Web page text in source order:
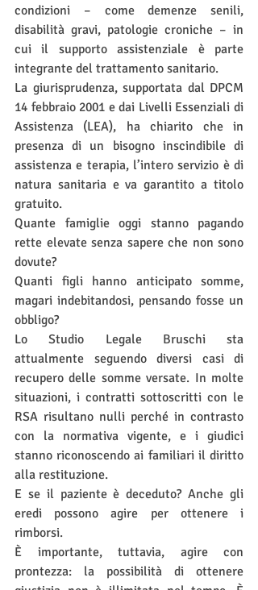
condizioni – come demenze senili,
disabilità gravi, patologie croniche – in
cui il supporto assistenziale è parte
integrante del trattamento sanitario.
La giurisprudenza, supportata dal DPCM
14 febbraio 2001 e dai Livelli Essenziali di
Assistenza (LEA), ha chiarito che in
presenza di un bisogno inscindibile di
assistenza e terapia, l’intero servizio è di
natura sanitaria e va garantito a titolo
gratuito.
Quante famiglie oggi stanno pagando
rette elevate senza sapere che non sono
dovute?
Quanti figli hanno anticipato somme,
magari indebitandosi, pensando fosse un
obbligo?
Lo Studio Legale Bruschi sta
attualmente seguendo diversi casi di
recupero delle somme versate. In molte
situazioni, i contratti sottoscritti con le
RSA risultano nulli perché in contrasto
con la normativa vigente, e i giudici
stanno riconoscendo ai familiari il diritto
alla restituzione.
E se il paziente è deceduto? Anche gli
eredi possono agire per ottenere i
rimborsi.
È importante, tuttavia, agire con
prontezza: la possibilità di ottenere